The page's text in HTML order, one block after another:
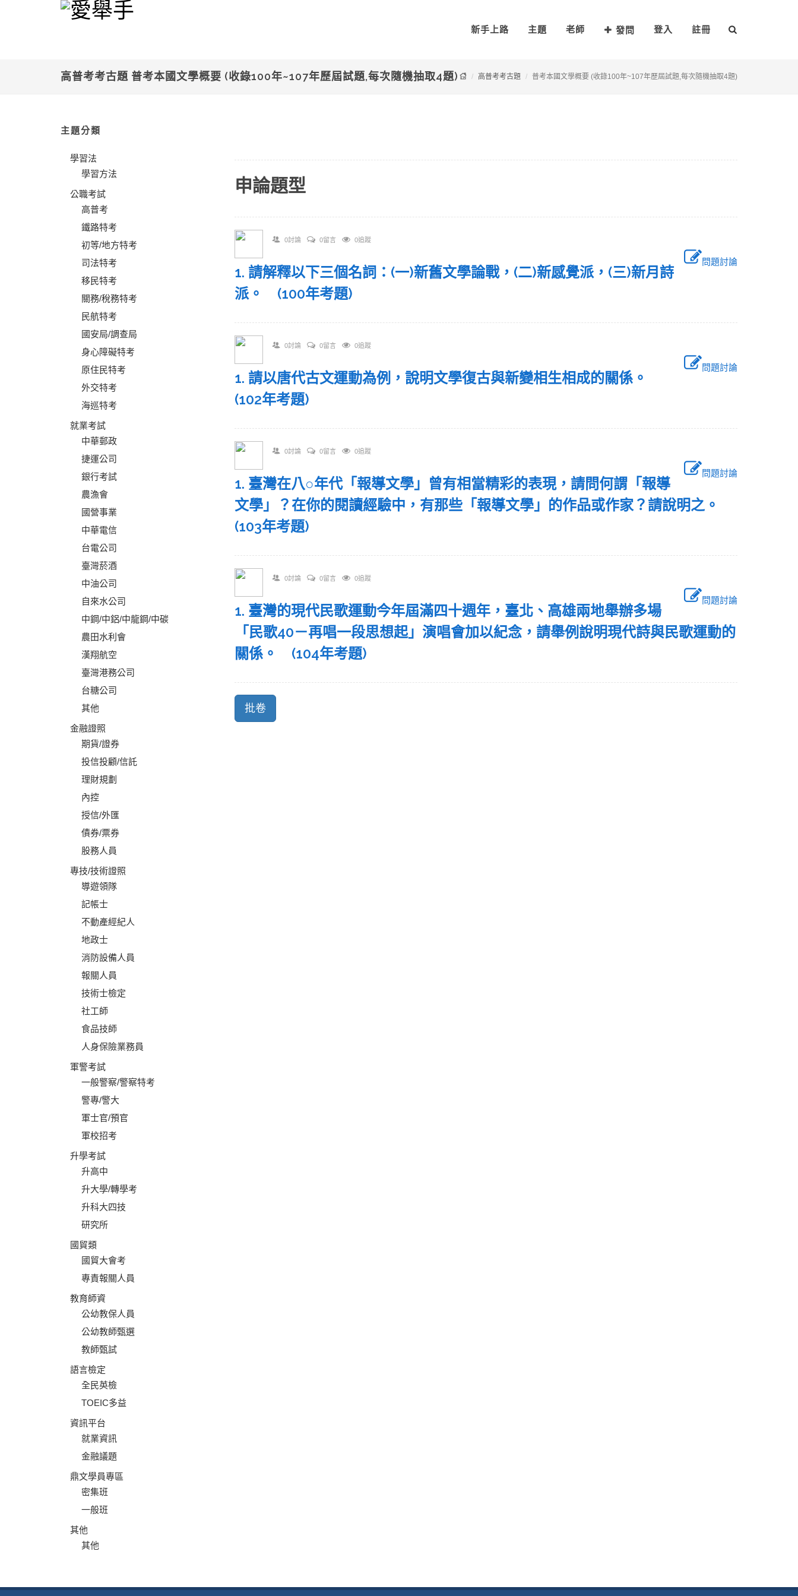
新手上路 主題 老師 發問 登入 註冊
高普考考古題 普考本國文學概要 (收錄100年~107年歷屆試題,每次隨機抽取4題) 高普考考古題 普考本國文學概要 (收錄100年~107年歷屆試題,每次隨機抽取4題)
主題分類
學習法
學習方法
公職考試
高普考
鐵路特考
初等/地方特考
司法特考
移民特考
關務/稅務特考
民航特考
國安局/調查局
身心障礙特考
原住民特考
外交特考
海巡特考
就業考試
中華郵政
捷運公司
銀行考試
農漁會
國營事業
中華電信
台電公司
臺灣菸酒
中油公司
自來水公司
中鋼/中鋁/中龍鋼/中碳
農田水利會
漢翔航空
臺灣港務公司
台糖公司
其他
金融證照
期貨/證券
投信投顧/信託
理財規劃
內控
授信/外匯
債券/票券
股務人員
專技/技術證照
導遊領隊
記帳士
不動產經紀人
地政士
消防設備人員
報關人員
技術士檢定
社工師
食品技師
人身保險業務員
軍警考試
一般警察/警察特考
警專/警大
軍士官/預官
軍校招考
升學考試
升高中
升大學/轉學考
升科大四技
研究所
國貿類
國貿大會考
專責報關人員
教育師資
公幼教保人員
公幼教師甄選
教師甄試
語言檢定
全民英檢
TOEIC多益
資訊平台
就業資訊
金融議題
鼎文學員專區
密集班
一般班
其他
其他
申論題型
0討論 0留言 0追蹤
問題討論
1. 請解釋以下三個名詞：(一)新舊文學論戰，(二)新感覺派，(三)新月詩
派。 (100年考題)
0討論 0留言 0追蹤
問題討論
1. 請以唐代古文運動為例，說明文學復古與新變相生相成的關係。
(102年考題)
0討論 0留言 0追蹤
問題討論
1. 臺灣在八○年代「報導文學」曾有相當精彩的表現，請問何謂「報導
文學」？在你的閱讀經驗中，有那些「報導文學」的作品或作家？請說明之。
(103年考題)
0討論 0留言 0追蹤
問題討論
1. 臺灣的現代民歌運動今年屆滿四十週年，臺北、高雄兩地舉辦多場
「民歌40－再唱一段思想起」演唱會加以紀念，請舉例說明現代詩與民歌運動的
關係。 (104年考題)